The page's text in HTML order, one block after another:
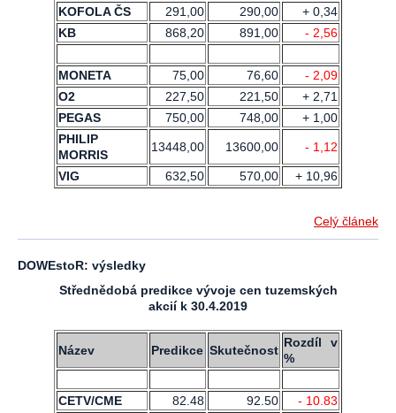
KOFOLA ČS
291,00 290,00
+ 0,34
KB
868,20 891,00 - 2,56
MONETA 75,00 76,60
- 2,09
O2
227,50 221,50
+ 2,71
PEGAS
750,00 748,00
+ 1,00
PHILIP
MORRIS
13448,00 13600,00 - 1,12
VIG 632,50 570,00 + 10,96
Celý článek
DOWEstoR: výsledky
Střednědobá predikce vývoje cen tuzemských
akcií k 30.4.2019
Název Predikce Skutečnost
Rozdíl v
%
CETV/CME 82.48 92.50
- 10.83